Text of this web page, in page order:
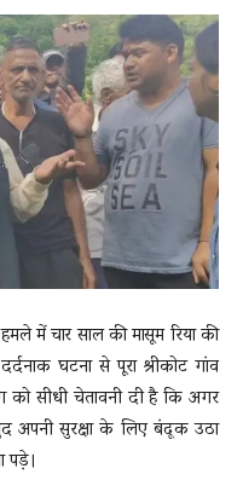
में चार साल की मासूम रिया की
घटना से पूरा श्रीकोट गांव
को सीधी चेतावनी दी है कि अगर
अपनी सुरक्षा के लिए बंदूक उठा